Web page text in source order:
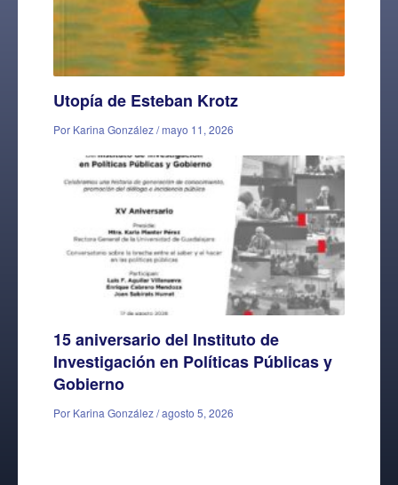
Utopía de Esteban Krotz
Por Karina González / mayo 11, 2026
15 aniversario del Instituto de
Investigación en Políticas Públicas y
Gobierno
Por Karina González / agosto 5, 2026